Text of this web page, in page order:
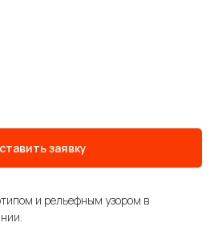
заявку
и рельефным узором в